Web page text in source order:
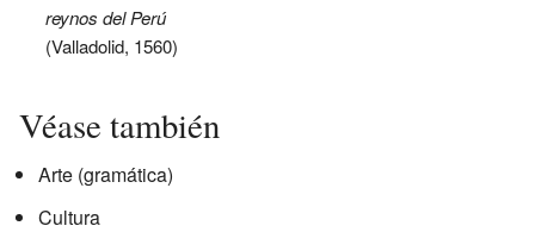
reynos del Perú
(Valladolid, 1560)
Véase también
Arte (gramática)
Cultura